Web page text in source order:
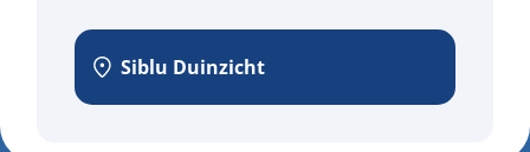
Siblu Duinzicht